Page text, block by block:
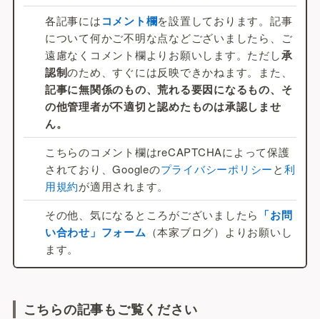
各記事にはコメント欄を設置しております。記事
について何かご不明な点などございましたら、ご
遠慮なくコメント欄よりお願いします。ただし承
認制のため、すぐには反映できかねます。また、
記事に無関係のもの、荒れる要因になるもの、そ
の他管理者が不適切と認めたものは承認しませ
ん。
こちらのコメント欄はreCAPTCHAによって保護
されており、Googleのプライバシーポリシーと利
用規約が適用されます。
その他、気になるところがございましたら 「お問
い合わせ」フォーム （本家ブログ）よりお願いし
ます。
こちらの記事もご覧ください